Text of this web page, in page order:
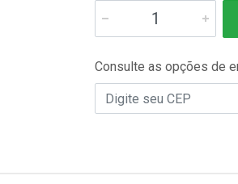
Consulte as opções de